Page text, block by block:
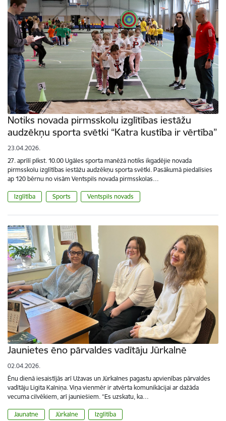
Notiks novada pirmsskolu izglītības iestāžu
audzēkņu sporta svētki “Katra kustība ir vērtība”
23.04.2026.
27. aprīlī plkst. 10.00 Ugāles sporta manēžā notiks ikgadējie novada
pirmsskolu izglītības iestāžu audzēkņu sporta svētki. Pasākumā piedalīsies
ap 120 bērnu no visām Ventspils novada pirmsskolas…
Izglītība Sports Ventspils novads
Jaunietes ēno pārvaldes vadītāju Jūrkalnē
02.04.2026.
Ēnu dienā iesaistījās arī Užavas un Jūrkalnes pagastu apvienības pārvaldes
vadītāju Ligita Kalniņa. Viņa vienmēr ir atvērta komunikācijai ar dažāda
vecuma cilvēkiem, arī jauniešiem. “Es uzskatu, ka…
Jaunatne Jūrkalne Izglītība